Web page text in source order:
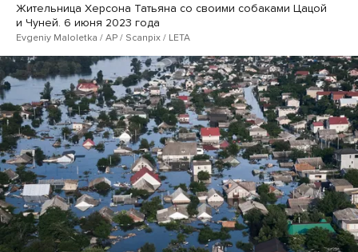
Жительница Херсона Татьяна со своими собаками Цацой
и Чуней. 6 июня 2023 года
Evgeniy Maloletka / AP / Scanpix / LETA